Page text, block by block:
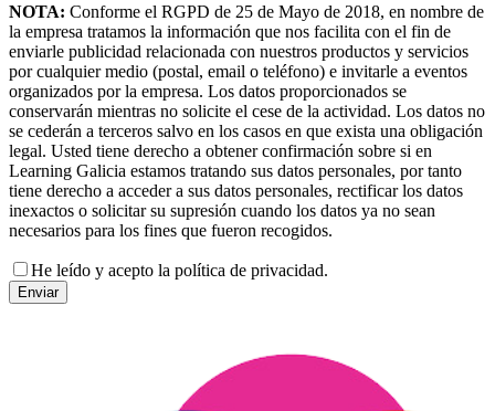
NOTA: Conforme el RGPD de 25 de Mayo de 2018, en nombre de
la empresa tratamos la información que nos facilita con el fin de
enviarle publicidad relacionada con nuestros productos y servicios
por cualquier medio (postal, email o teléfono) e invitarle a eventos
organizados por la empresa. Los datos proporcionados se
conservarán mientras no solicite el cese de la actividad. Los datos no
se cederán a terceros salvo en los casos en que exista una obligación
legal. Usted tiene derecho a obtener confirmación sobre si en
Learning Galicia estamos tratando sus datos personales, por tanto
tiene derecho a acceder a sus datos personales, rectificar los datos
inexactos o solicitar su supresión cuando los datos ya no sean
necesarios para los fines que fueron recogidos.
He leído y acepto la política de privacidad.
Enviar